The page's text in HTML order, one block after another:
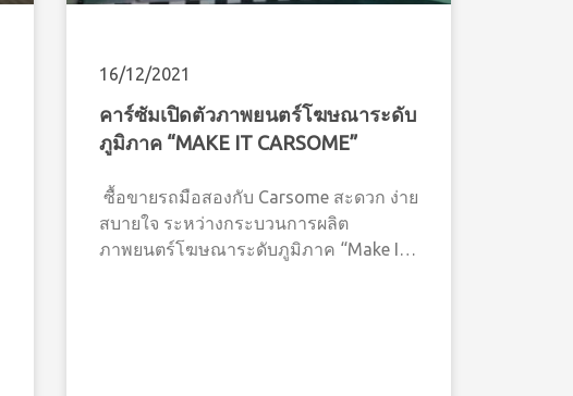
16/12/2021
คาร์ซัมเปิดตัวภาพยนตร์โฆษณาระดับ
ภูมิภาค “MAKE IT CARSOME”
ซื้อขายรถมือสองกับ Carsome สะดวก ง่าย
สบายใจ ระหว่างกระบวนการผลิต
ภาพยนตร์โฆษณาระดับภูมิภาค “Make It